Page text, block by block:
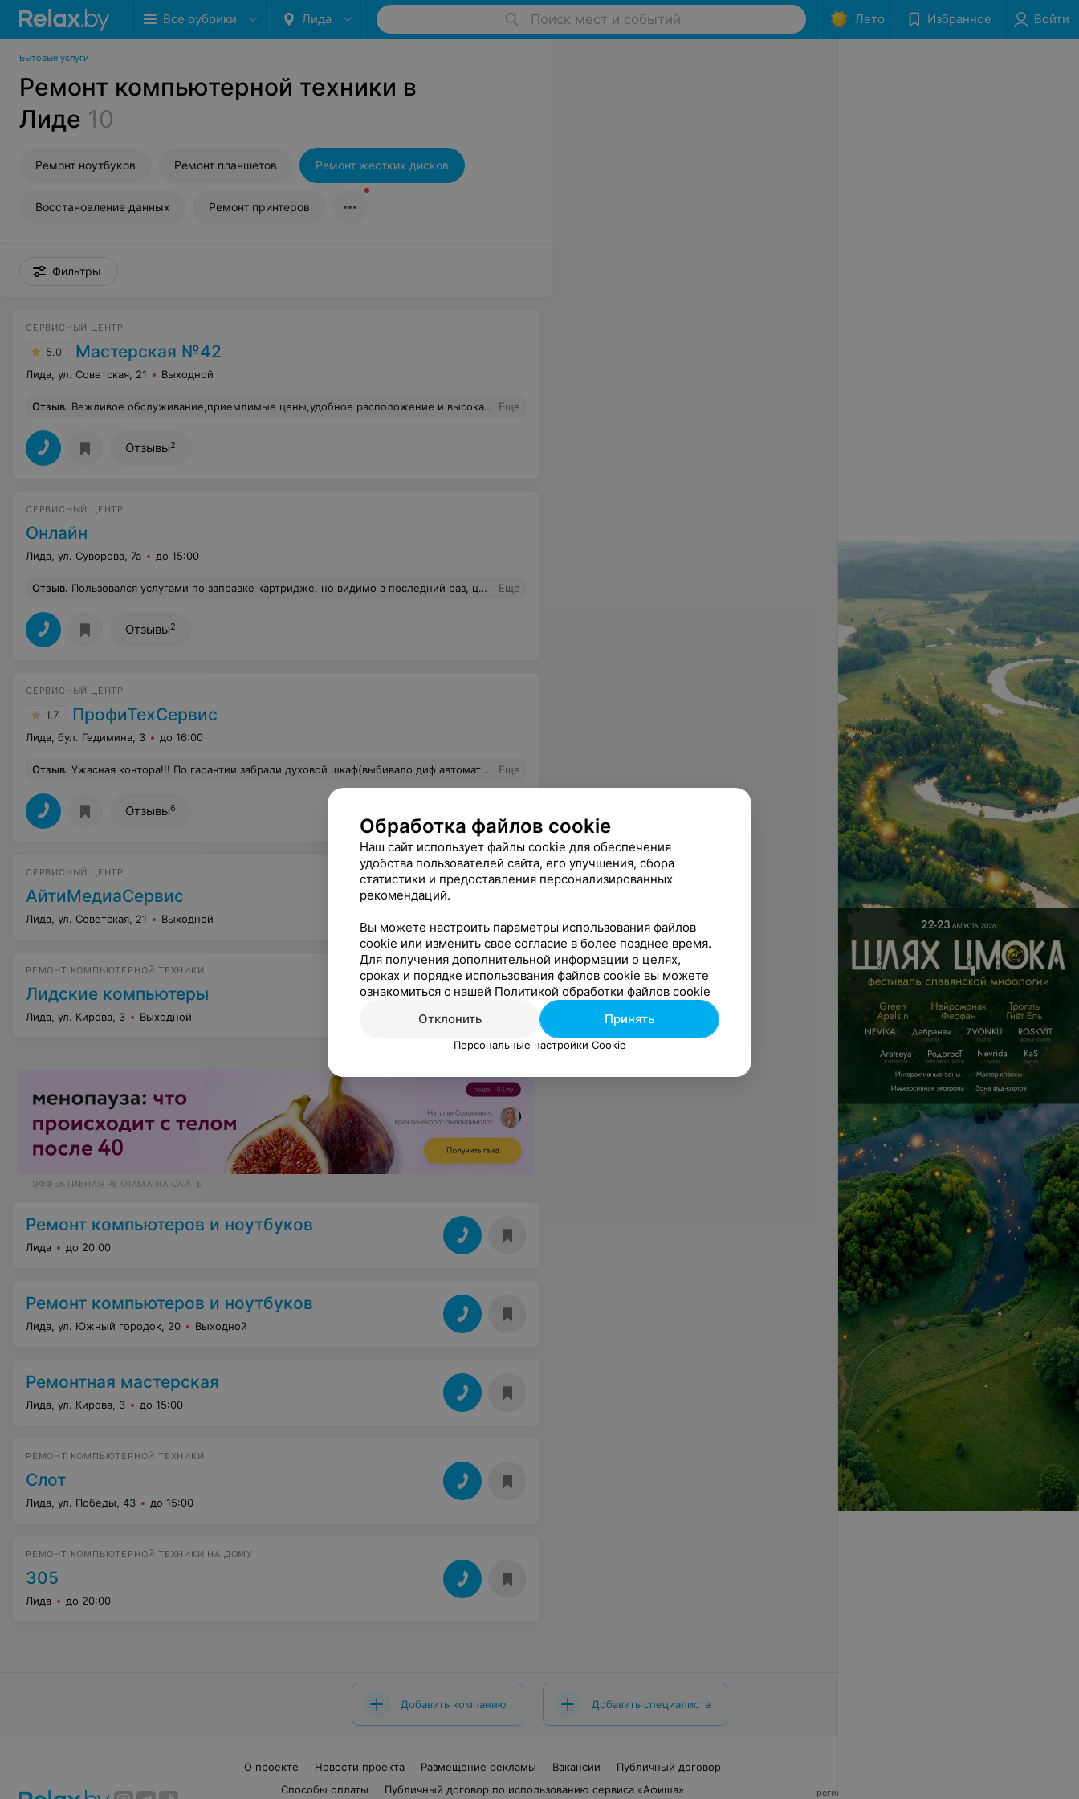
Все рубрики Лида Поиск мест и событий Лето Избранное Войти
Бытовые услуги
Ремонт компьютерной техники в
Лиде 10
Ремонт ноутбуков Ремонт планшетов Ремонт жестких дисков
Восстановление данных Ремонт принтеров
Фильтры
СЕРВИСНЫЙ ЦЕНТР
5.0 Мастерская №42
Лида, ул. Советская, 21 Выходной
Отзыв. Вежливое обслуживание,приемлимые цены,удобное расположение и высокая скорость работы позволяют рекомендовать Мастерскую 42 тем,кто хочет быстро помочь своей оргтехнике Еще
Отзывы2
СЕРВИСНЫЙ ЦЕНТР
Онлайн
Лида, ул. Суворова, 7а до 15:00
Отзыв. Пользовался услугами по заправке картридже, но видимо в последний раз, цена тонера 90г 10,5 рублей, заправка картриджа обошлась в 20 рублей в картриджей влазит 30г. Затраченное время максимум 30 мин. Итог на лицо, простая арифметика. Делаем выводы 3 картриджа 1.5 часа работы 50 рублей в кармане, не зажирно ли господа мастера! Еще
Отзывы2
СЕРВИСНЫЙ ЦЕНТР
1.7 ПрофиТехСервис
Лида, бул. Гедимина, 3 до 16:00
Отзыв. Ужасная контора!!! По гарантии забрали духовой шкаф(выбивало диф автомат). Промурыжили 15 дней и организовали ответ "неисправностей не выявлено", в добавок к тому написали абсурдные рекомендации, противоречащие нормам эл.безопасности. После возвращения дух.шкафа из сервиса, я заставил "специалиста"(который потом утверждал, что он не специалист в электрике) включить оборудование и проверить. При включении, по прошествии времени, дифавтомат сново выбило!!!, хотя я по "рекомендации" этих "специалистов" подключил духовку на ОТДЕЛЬНЫЙ диф на 25А(при норме 16А). Все объяснения этим людям, что из-за нагрева со временем напряжение попадает на корпус дух.шкафа и поэтому выбивает автомат - игнорировались. У них один ответ - "У нас ничего не выбивает" За электрику в доме я уверен на 200%, потому что дом сдал 2 месяца назад, а электрофизическая лаборатория производила все измерения и испытания электрики в доме 1 месяц назад...... Короче, "дурдом на выезде". Сижу без духовки, с дыркой в кухне. Еще
Отзывы6
СЕРВИСНЫЙ ЦЕНТР
АйтиМедиаСервис
Лида, ул. Советская, 21 Выходной
РЕМОНТ КОМПЬЮТЕРНОЙ ТЕХНИКИ
Лидские компьютеры
Лида, ул. Кирова, 3 Выходной
ЭФФЕКТИВНАЯ РЕКЛАМА НА САЙТЕ
Ремонт компьютеров и ноутбуков
Лида до 20:00
Ремонт компьютеров и ноутбуков
Лида, ул. Южный городок, 20 Выходной
Ремонтная мастерская
Лида, ул. Кирова, 3 до 15:00
РЕМОНТ КОМПЬЮТЕРНОЙ ТЕХНИКИ
Слот
Лида, ул. Победы, 43 до 15:00
РЕМОНТ КОМПЬЮТЕРНОЙ ТЕХНИКИ НА ДОМУ
305
Лида до 20:00
Добавить компанию Добавить специалиста
О проекте Новости проекта Размещение рекламы Вакансии
Публичный договор
Способы оплаты
Публичный договор по использованию сервиса «Афиша»
регистрирующий орган - Минский горисполком
Обработка файлов cookie
Наш сайт использует файлы cookie для обеспечения
удобства пользователей сайта, его улучшения, сбора
статистики и предоставления персонализированных
рекомендаций.
Вы можете настроить параметры использования файлов
cookie или изменить свое согласие в более позднее время.
Для получения дополнительной информации о целях,
сроках и порядке использования файлов cookie вы можете
ознакомиться с нашей Политикой обработки файлов cookie
Отклонить
Принять
Персональные настройки Cookie